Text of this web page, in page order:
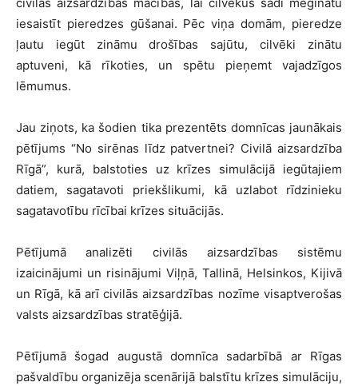
civilās aizsardzības mācības, lai cilvēkus šādi mēģinātu
iesaistīt pieredzes gūšanai. Pēc viņa domām, pieredze
ļautu iegūt zināmu drošības sajūtu, cilvēki zinātu
aptuveni, kā rīkoties, un spētu pieņemt vajadzīgos
lēmumus.
Jau ziņots, ka šodien tika prezentēts domnīcas jaunākais
pētījums “No sirēnas līdz patvertnei? Civilā aizsardzība
Rīgā”, kurā, balstoties uz krīzes simulācijā iegūtajiem
datiem, sagatavoti priekšlikumi, kā uzlabot rīdzinieku
sagatavotību rīcībai krīzes situācijās.
Pētījumā analizēti civilās aizsardzības sistēmu
izaicinājumi un risinājumi Viļņā, Tallinā, Helsinkos, Kijivā
un Rīgā, kā arī civilās aizsardzības nozīme visaptverošas
valsts aizsardzības stratēģijā.
Pētījumā šogad augustā domnīca sadarbībā ar Rīgas
pašvaldību organizēja scenārijā balstītu krīzes simulāciju,